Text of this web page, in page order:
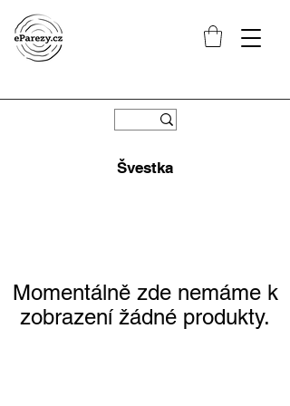
Švestka
Momentálně zde nemáme k
zobrazení žádné produkty.